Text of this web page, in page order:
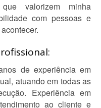
valorizem minha
com pessoas e
de experiência em
atuando em todas as
Experiência em
ao cliente e